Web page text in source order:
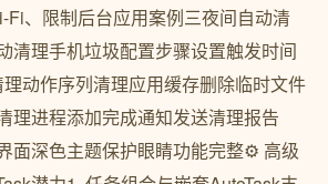
Fi、限制后台应用案例三夜间自动清
清理手机垃圾配置步骤设置触发时间
动作序列清理应用缓存删除临时文件
理进程添加完成通知发送清理报告
面深色主题保护眼睛功能完整⚙️ 高级